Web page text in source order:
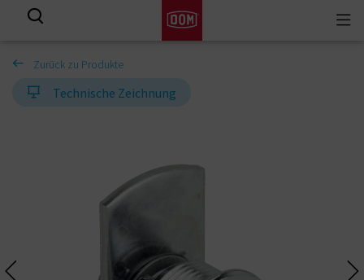
Zurück zu Produkte
Technische Zeichnung